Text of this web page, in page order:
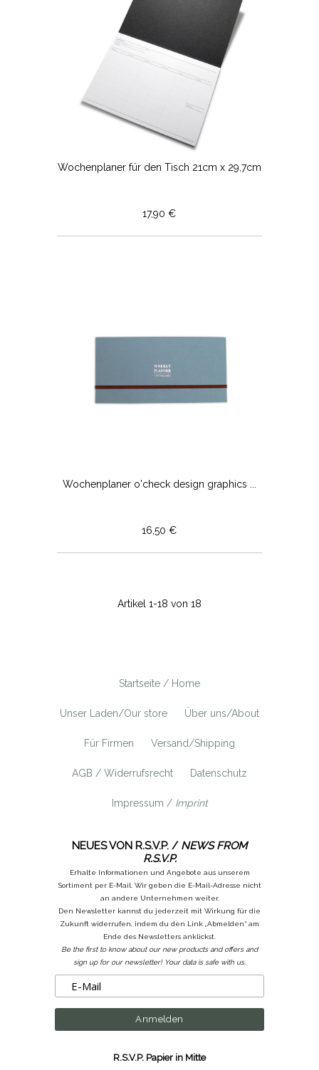
Wochenplaner für den Tisch 21cm x 29,7cm
17,90 €
Wochenplaner o'check design graphics ...
16,50 €
Artikel 1-18 von 18
Startseite / Home
Unser Laden/Our store Über uns/About
Für Firmen Versand/Shipping
AGB / Widerrufsrecht Datenschutz
Impressum / Imprint
NEUES VON R.S.V.P. / NEWS FROM
R.S.V.P.
Erhalte Informationen und Angebote aus unserem
Sortiment per E-Mail. Wir geben die E-Mail-Adresse nicht
an andere Unternehmen weiter.
Den Newsletter kannst du jederzeit mit Wirkung für die
Zukunft widerrufen, indem du den Link „Abmelden“ am
Ende des Newsletters anklickst.
Be the first to know about our new products and offers and
sign up for our newsletter! Your data is safe with us.
R.S.V.P. Papier in Mitte